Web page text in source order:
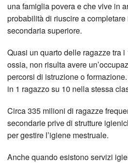
una famiglia povera e che vive in
probabilità di riuscire a
secondaria superiore.
Quasi un quarto delle ragazze tra i
ossia, non risulta avere
percorsi di istruzione o
in 1 ragazzo su 10 nella stessa
Circa 335 milioni di ragazze
secondarie prive di strutture
per gestire l’igiene mestruale.
Anche quando esistono servizi